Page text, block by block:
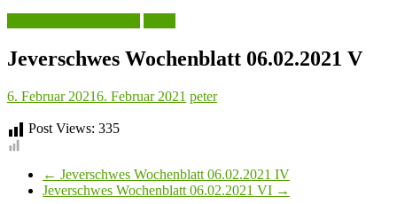
Jeverschwes Wochenblatt 06.02.2021 V
6. Februar 20216. Februar 2021 peter
Post Views: 335
← Jeverschwes Wochenblatt 06.02.2021 IV
Jeverschwes Wochenblatt 06.02.2021 VI →